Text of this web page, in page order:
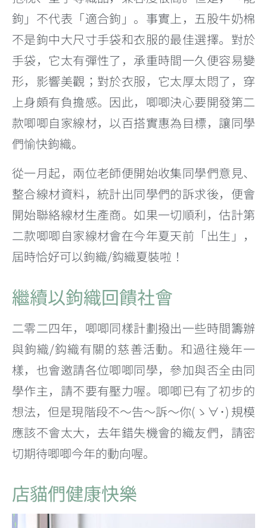
鉤」不代表「適合鉤」。事實上，五股牛奶棉
不是鉤中大尺寸手袋和衣服的最佳選擇。對於
手袋，它太有彈性了，承重時間一久便容易變
形，影響美觀；對於衣服，它太厚太悶了，穿
上身頗有負擔感。因此，唧唧決心要開發第二
款唧唧自家線材，以百搭實惠為目標，讓同學
們愉快鉤織。
從一月起，兩位老師便開始收集同學們意見、
整合線材資料，統計出同學們的訴求後，便會
開始聯絡線材生產商。如果一切順利，估計第
二款唧唧自家線材會在今年夏天前「出生」，
屆時恰好可以鉤織/鈎織夏裝啦！
繼續以鉤織回饋社會
二零二四年，唧唧同樣計劃撥出一些時間籌辦
與鉤織/鈎織有關的慈善活動。和過往幾年一
樣，也會邀請各位唧唧同學，參加與否全由同
學作主，請不要有壓力喔。唧唧已有了初步的
想法，但是現階段不～告～訴～你(ゝ∀･) 規模
應該不會太大，去年錯失機會的織友們，請密
切期待唧唧今年的動向喔。
店貓們健康快樂